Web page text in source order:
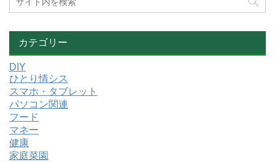
カテゴリー
DIY
ひとり情シス
スマホ・タブレット
パソコン関連
フード
マネー
健康
家庭菜園